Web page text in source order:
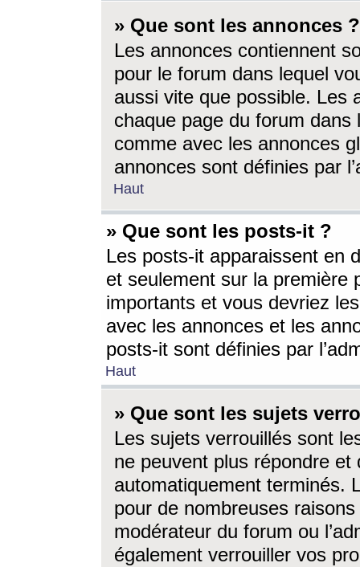
» Que sont les annonces ?
Les annonces contiennent
pour le forum dans lequel
aussi vite que possible. Les
chaque page du forum dans
comme avec les annonces
annonces sont définies par
Haut
» Que sont les posts-it ?
Les posts-it apparaissent en
et seulement sur la première
importants et vous devriez
avec les annonces et les
posts-it sont définies par
Haut
» Que sont les sujets
Les sujets verrouillés sont
ne peuvent plus répondre
automatiquement terminés.
pour de nombreuses
modérateur du forum ou
également verrouiller vos